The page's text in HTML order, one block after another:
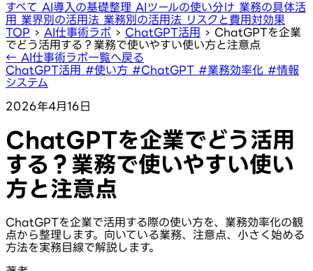
すべて AI導入の基礎整理 AIツールの使い分け 業務の具体活
用 業界別の活用法 業務別の活用法 リスクと費用対効果
TOP › AI仕事術ラボ › ChatGPT活用 › ChatGPTを企業
でどう活用する？業務で使いやすい使い方と注意点
← AI仕事術ラボ一覧へ戻る
ChatGPT活用 #使い方 #ChatGPT #業務効率化 #情報
システム
2026年4月16日
ChatGPTを企業でどう活用
する？業務で使いやすい使い
方と注意点
ChatGPTを企業で活用する際の使い方を、業務効率化の観
点から整理します。向いている業務、注意点、小さく始める
方法を実務目線で解説します。